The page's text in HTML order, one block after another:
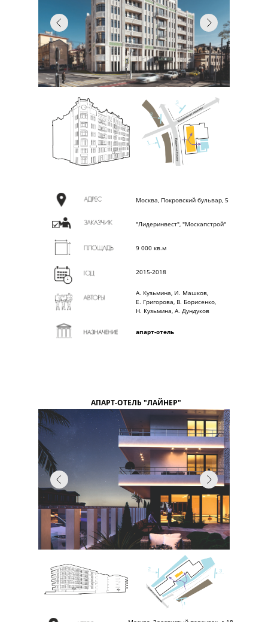
Москва, Покровский бульвар, 5
"Лидеринвест", "Москапстрой"
9 000 кв.м
2015-2018
А. Кузьмина, И. Машков,
Е. Григорова, В. Борисенко,
Н. Кузьмина, А. Дундуков
апарт-отель
АПАРТ-ОТЕЛЬ "ЛАЙНЕР"